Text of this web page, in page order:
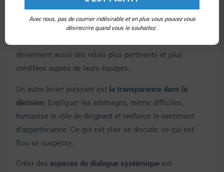
Cela commence par la co-construction de la vision
les managers. Non seulement ils sont plus engagés
deviennent aussi des relais plus pertinents et plus
crédibles auprès de leurs équipes.
Un autre levier puissant est la transparence dans la
décision. Expliquer les arbitrages, même difficiles,
humanise le rôle de dirigeant et renforce le sentiment
d’appartenance. Ce qui est clair se discute, ce qui est
flou se suspecte.
Créer des espaces de dialogue systémique est
Avec nous, pas de courrier indésirable et en plus vous pouvez vous
désinscrire quand vous le souhaitez.